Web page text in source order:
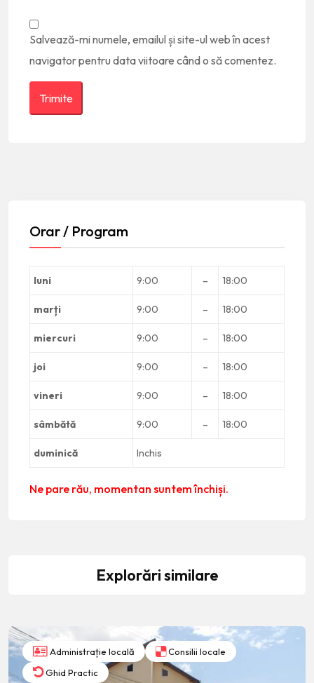
Salvează-mi numele, emailul și site-ul web în acest
navigator pentru data viitoare când o să comentez.
Orar / Program
luni 9:00 – 18:00
marți 9:00 – 18:00
miercuri 9:00 – 18:00
joi 9:00 – 18:00
vineri 9:00 – 18:00
sâmbătă 9:00 – 18:00
duminică Inchis
Ne pare rău, momentan suntem închiși.
Explorări similare
Administrație locală
Consilii locale
Ghid Practic